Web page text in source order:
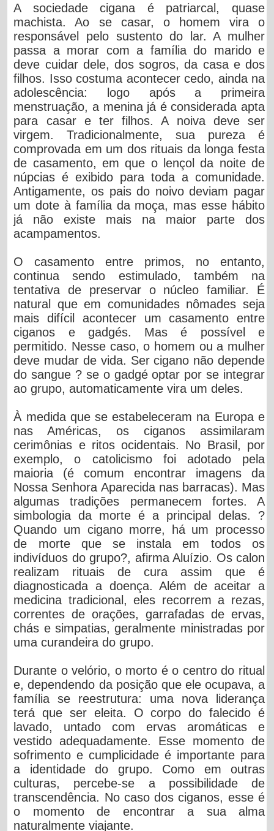
A sociedade cigana é patriarcal, quase
machista. Ao se casar, o homem vira o
responsável pelo sustento do lar. A mulher
passa a morar com a família do marido e
deve cuidar dele, dos sogros, da casa e dos
filhos. Isso costuma acontecer cedo, ainda na
adolescência: logo após a primeira
menstruação, a menina já é considerada apta
para casar e ter filhos. A noiva deve ser
virgem. Tradicionalmente, sua pureza é
comprovada em um dos rituais da longa festa
de casamento, em que o lençol da noite de
núpcias é exibido para toda a comunidade.
Antigamente, os pais do noivo deviam pagar
um dote à família da moça, mas esse hábito
já não existe mais na maior parte dos
acampamentos.
O casamento entre primos, no entanto,
continua sendo estimulado, também na
tentativa de preservar o núcleo familiar. É
natural que em comunidades nômades seja
mais difícil acontecer um casamento entre
ciganos e gadgés. Mas é possível e
permitido. Nesse caso, o homem ou a mulher
deve mudar de vida. Ser cigano não depende
do sangue ? se o gadgé optar por se integrar
ao grupo, automaticamente vira um deles.
À medida que se estabeleceram na Europa e
nas Américas, os ciganos assimilaram
cerimônias e ritos ocidentais. No Brasil, por
exemplo, o catolicismo foi adotado pela
maioria (é comum encontrar imagens da
Nossa Senhora Aparecida nas barracas). Mas
algumas tradições permanecem fortes. A
simbologia da morte é a principal delas. ?
Quando um cigano morre, há um processo
de morte que se instala em todos os
indivíduos do grupo?, afirma Aluízio. Os calon
realizam rituais de cura assim que é
diagnosticada a doença. Além de aceitar a
medicina tradicional, eles recorrem a rezas,
correntes de orações, garrafadas de ervas,
chás e simpatias, geralmente ministradas por
uma curandeira do grupo.
Durante o velório, o morto é o centro do ritual
e, dependendo da posição que ele ocupava, a
família se reestrutura: uma nova liderança
terá que ser eleita. O corpo do falecido é
lavado, untado com ervas aromáticas e
vestido adequadamente. Esse momento de
sofrimento e cumplicidade é importante para
a identidade do grupo. Como em outras
culturas, percebe-se a possibilidade de
transcendência. No caso dos ciganos, esse é
o momento de encontrar a sua alma
naturalmente viajante.